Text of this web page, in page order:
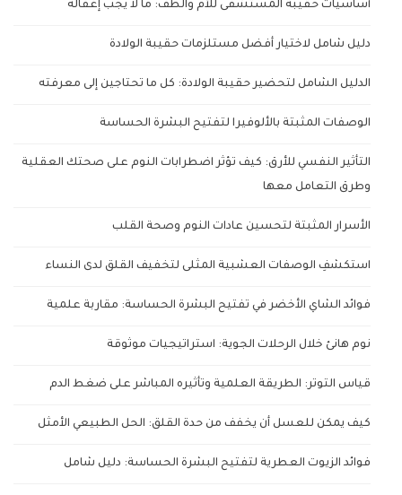
أساسيات حقيبة المستشفى للأم والطف: ما لا يجب إغفاله
دليل شامل لاختيار أفضل مستلزمات حقيبة الولادة
الدليل الشامل لتحضير حقيبة الولادة: كل ما تحتاجين إلى معرفته
الوصفات المثبتة بالألوفيرا لتفتيح البشرة الحساسة
التأثير النفسي للأرق: كيف تؤثر اضطرابات النوم على صحتك العقلية
وطرق التعامل معها
الأسرار المثبتة لتحسين عادات النوم وصحة القلب
استكشفِ الوصفات العشبية المثلى لتخفيف القلق لدى النساء
فوائد الشاي الأخضر في تفتيح البشرة الحساسة: مقاربة علمية
نوم هانئ خلال الرحلات الجوية: استراتيجيات موثوقة
قياس التوتر: الطريقة العلمية وتأثيره المباشر على ضغط الدم
كيف يمكن للعسل أن يخفف من حدة القلق: الحل الطبيعي الأمثل
فوائد الزيوت العطرية لتفتيح البشرة الحساسة: دليل شامل